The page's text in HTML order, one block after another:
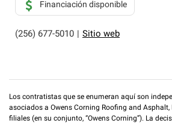
(256) 677-5010 Sitio web
Financiación disponible
Los contratistas que se enumeran aquí son
asociados a Owens Corning Roofing and Asphalt,
filiales (en su conjunto, “Owens Corning”). La